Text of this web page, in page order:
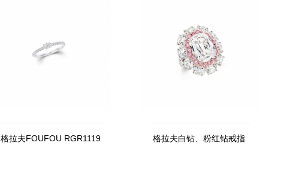
格拉夫FOUFOU RGR1119 格拉夫白钻、粉红钻戒指